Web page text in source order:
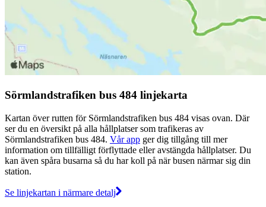
Sörmlandstrafiken bus 484 linjekarta
Kartan över rutten för Sörmlandstrafiken bus 484 visas ovan. Där
ser du en översikt på alla hållplatser som trafikeras av
Sörmlandstrafiken bus 484. Vår app ger dig tillgång till mer
information om tillfälligt förflyttade eller avstängda hållplatser. Du
kan även spåra busarna så du har koll på när busen närmar sig din
station.
Se linjekartan i närmare detalj